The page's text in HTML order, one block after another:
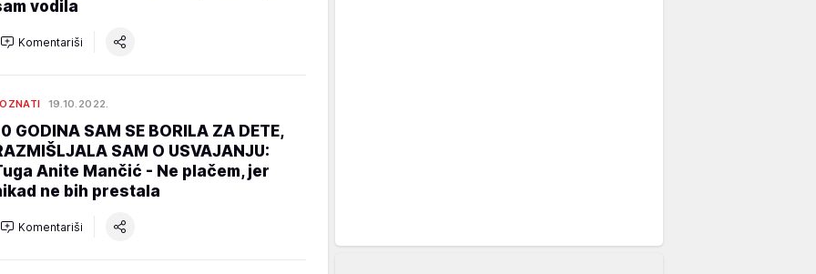
vodila
Komentariši
19.10.2022.
GODINA SAM SE BORILA ZA DETE,
SAM O USVAJANJU:
Anite Mančić - Ne plačem, jer
ne bih prestala
Komentariši